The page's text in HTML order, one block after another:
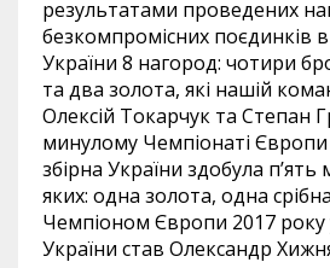
результатами проведених
безкомпромісних поєдинків в
України 8 нагород: чотири
та два золота, які нашій
Олексій Токарчук та Степан
минулому Чемпіонаті Європи
збірна України здобула
яких: одна золота, одна
Чемпіоном Європи 2017 року
України став Олександр